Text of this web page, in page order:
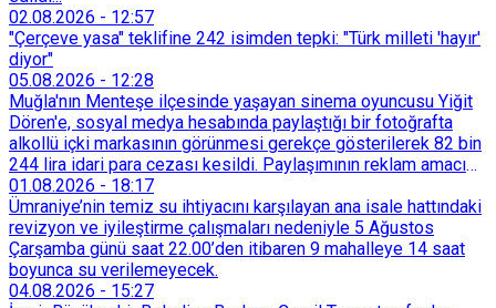
02.08.2026 - 12:57
"Çerçeve yasa" teklifine 242 isimden tepki: "Türk milleti 'hayır'
diyor"
05.08.2026 - 12:28
Muğla'nın Menteşe ilçesinde yaşayan sinema oyuncusu Yiğit
Dören'e, sosyal medya hesabında paylaştığı bir fotoğrafta
alkollü içki markasının görünmesi gerekçe gösterilerek 82 bin
244 lira idari para cezası kesildi. Paylaşımının reklam amacı
taşımadığını savunan Dören, cezanın iptali için yargıya
başvurdu.
01.08.2026 - 18:17
Ümraniye’nin temiz su ihtiyacını karşılayan ana isale hattındaki
revizyon ve iyileştirme çalışmaları nedeniyle 5 Ağustos
Çarşamba günü saat 22.00’den itibaren 9 mahalleye 14 saat
boyunca su verilemeyecek.
04.08.2026 - 15:27